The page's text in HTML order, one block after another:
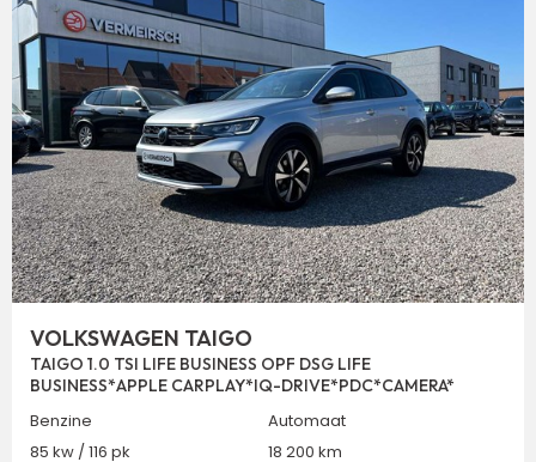
VOLKSWAGEN TAIGO
TAIGO 1.0 TSI LIFE BUSINESS OPF DSG LIFE
BUSINESS*APPLE CARPLAY*IQ-DRIVE*PDC*CAMERA*
Benzine
Automaat
85 kw / 116 pk
18 200 km